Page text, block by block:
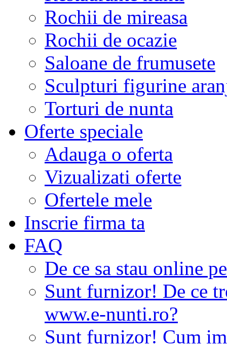
Rochii de mireasa
Rochii de ocazie
Saloane de frumusete
Sculpturi figurine
Torturi de nunta
Oferte speciale
Adauga o oferta
Vizualizati oferte
Ofertele mele
Inscrie firma ta
FAQ
De ce sa stau online
Sunt furnizor! De ce
www.e-nunti.ro?
Sunt furnizor! Cum